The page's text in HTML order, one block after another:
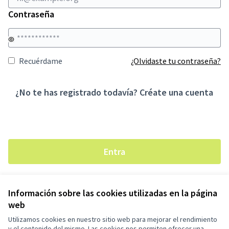
Información sobre las cookies utilizadas en la página
web
Utilizamos cookies en nuestro sitio web para mejorar el rendimiento
Contraseña
Recuérdame ¿Olvidaste tu contraseña?
¿No te has registrado todavía? Créate una cuenta
Entra
Términos y condiciones de uso
Configuración de cookies
Ajuntament de Martorelles en X